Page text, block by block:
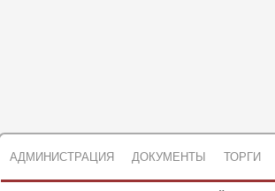
АДМИНИСТРАЦИЯ ДОКУМЕНТЫ ТОРГИ